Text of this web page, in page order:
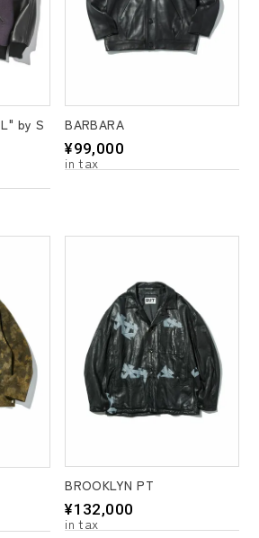
by S
BARBARA
¥99,000
BROOKLYN PT
¥132,000